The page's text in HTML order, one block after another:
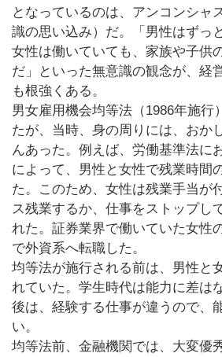
となっているのは、アンコンシャ
識の思い込み）だ。「男性はずっ
女性は働いていても、家族や子供
だ」といった無意識の観念が、経
も根強くある。
男女雇用機会均等法（1986年施行
たが、当時、身の周りには、おか
んあった。例えば、労働基準法に
によって、男性と女性で残業時間
た。このため、女性は残業手当が
ス残業するか、仕事をストップし
れた。証券業界で働いていた女性
で外資系へ転職した。
均等法が施行される前は、男性と
れていた。学生時代は能力に差は
後は、経験する仕事が違うので、
い。
均等法前、金融機関では、大変優